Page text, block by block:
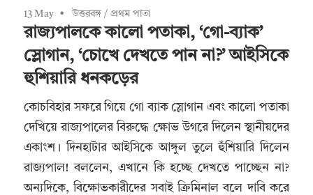
13 May উত্তরবঙ্গ / প্রথম পাতা
রাজ্যপালকে কালো পতাকা, ‘গো-ব্যাক’
স্লোগান, ‘চোখে দেখতে পান না?’ আইসিকে
হুশিয়ারি ধনকড়ের
কোচবিহার সফরে গিয়ে গো ব্যাক স্লোগান এবং কালো পতাকা
দেখিয়ে রাজ্যপালের বিরুদ্ধে ক্ষোভ উগরে দিলেন স্থানীয়দের
একাংশ। দিনহাটার আইসিকে আঙ্গুল তুলে হুঁশিয়ারি দিলেন
রাজ্যপাল! বললেন, এখানে কি হচ্ছে দেখতে পাচ্ছেন না?
অন্যদিকে, বিক্ষোভকারীদের সবাই ক্রিমিনাল বলে দাবি করে